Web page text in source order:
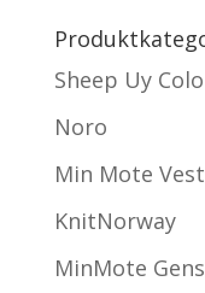
Sheep Uy
Noro
Min Mote Vest
KnitNorway
MinMote